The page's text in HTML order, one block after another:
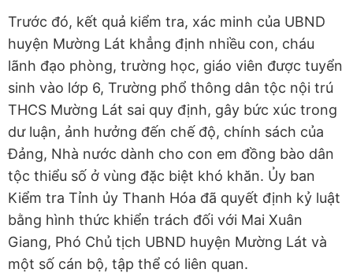
Trước đó, kết quả kiểm tra, xác minh của UBND
huyện Mường Lát khẳng định nhiều con, cháu
lãnh đạo phòng, trường học, giáo viên được tuyển
sinh vào lớp 6, Trường phổ thông dân tộc nội trú
THCS Mường Lát sai quy định, gây bức xúc trong
dư luận, ảnh hưởng đến chế độ, chính sách của
Đảng, Nhà nước dành cho con em đồng bào dân
tộc thiểu số ở vùng đặc biệt khó khăn. Ủy ban
Kiểm tra Tỉnh ủy Thanh Hóa đã quyết định kỷ luật
bằng hình thức khiển trách đối với Mai Xuân
Giang, Phó Chủ tịch UBND huyện Mường Lát và
một số cán bộ, tập thể có liên quan.